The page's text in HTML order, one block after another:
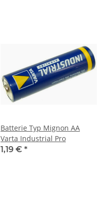
Batterie Typ Mignon AA
Varta Industrial Pro
1,19 € *